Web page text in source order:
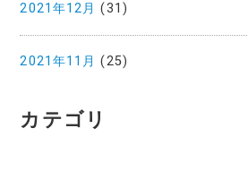
2021年12月 (31)
2021年11月 (25)
カテゴリ